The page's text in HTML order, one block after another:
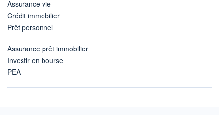
Assurance vie
Crédit immobilier
Prêt personnel
Assurance prêt immobilier
Investir en bourse
PEA